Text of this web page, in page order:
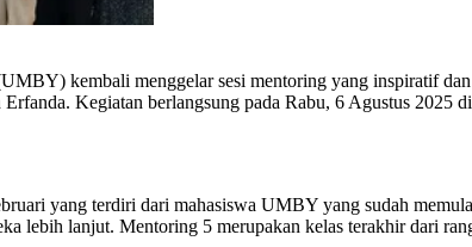
kembali menggelar sesi mentoring yang inspiratif
Kegiatan berlangsung pada Rabu, 6 Agustus 2025
yang terdiri dari mahasiswa UMBY yang sudah
lebih lanjut. Mentoring 5 merupakan kelas terakhir dari